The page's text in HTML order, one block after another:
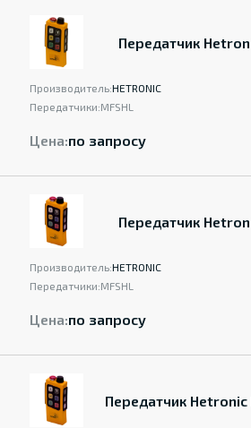
Передатчик
Производитель:HETRONIC
Передатчики:MFSHL
Цена:по запросу
Передатчик
Производитель:HETRONIC
Передатчики:MFSHL
Цена:по запросу
Передатчик Hetronic